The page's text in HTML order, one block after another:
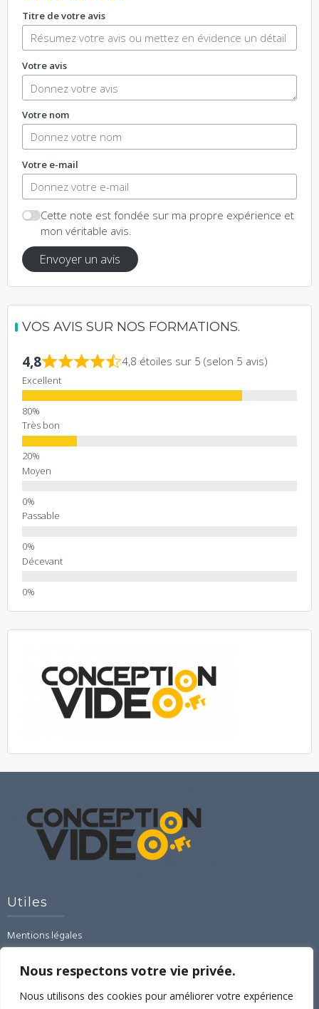
Nous respectons votre vie privée.
Nous utilisons des cookies pour améliorer votre expérience
Titre de votre avis
Votre avis
Votre nom
Votre e-mail
Cette note est fondée sur ma propre expérience et
mon véritable avis.
Envoyer un avis
VOS AVIS SUR NOS FORMATIONS.
4,8 4,8 étoiles sur 5 (selon 5 avis)
Excellent
Très bon
Moyen
Passable
Décevant
Utiles
Mentions légales
CGU-CGV-RGPD
Contact